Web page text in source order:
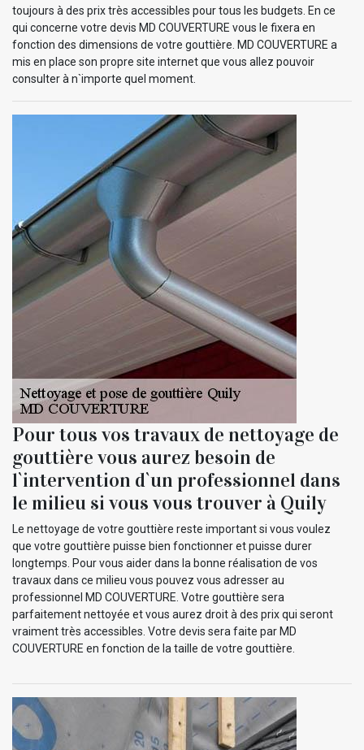
toujours à des prix très accessibles pour tous les budgets. En ce
qui concerne votre devis MD COUVERTURE vous le fixera en
fonction des dimensions de votre gouttière. MD COUVERTURE a
mis en place son propre site internet que vous allez pouvoir
consulter à n`importe quel moment.
Pour tous vos travaux de nettoyage de
gouttière vous aurez besoin de
l`intervention d`un professionnel dans
le milieu si vous vous trouver à Quily
Le nettoyage de votre gouttière reste important si vous voulez
que votre gouttière puisse bien fonctionner et puisse durer
longtemps. Pour vous aider dans la bonne réalisation de vos
travaux dans ce milieu vous pouvez vous adresser au
professionnel MD COUVERTURE. Votre gouttière sera
parfaitement nettoyée et vous aurez droit à des prix qui seront
vraiment très accessibles. Votre devis sera faite par MD
COUVERTURE en fonction de la taille de votre gouttière.